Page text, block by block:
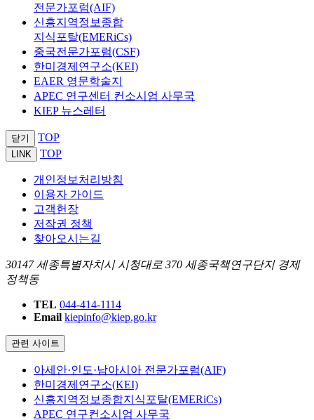
전문가포럼(AIF)
신흥지역정보종합
지식포탈(EMERiCs)
중국전문가포럼(CSF)
한미경제연구소(KEI)
EAER 영문학술지
APEC 연구센터 컨소시엄 사무국
KIEP 뉴스레터
닫기 TOP
LINK TOP
개인정보처리방침
이용자 가이드
고객헌장
저작권 정책
찾아오시는길
30147 세종특별자치시 시청대로 370 세종국책연구단지 경제
정책동
TEL 044-414-1114
Email kiepinfo@kiep.go.kr
관련 사이트
아세안·인도·남아시아 전문가포럼(AIF)
한미경제연구소(KEI)
신흥지역정보종합지식포탈(EMERiCs)
APEC 연구컨소시엄 사무국